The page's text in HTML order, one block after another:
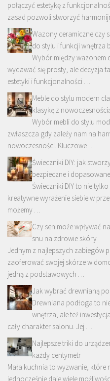
połączyć estetykę z
zasad pozwoli stworzyć
Wazony ceramiczne czy
do stylu i funkcji wnętrza
Wybór między wazonem
wydawać się prosty, ale decyzja
estetyki i funkcjonalności …
Meble do stylu modern
klasykę z
Wybór mebli do stylu
zwłaszcza gdy zależy nam na
nowoczesności. Kluczowe …
Świeczniki DIY: jak
bezpieczne i
Świeczniki DIY to nie
kreatywne wyrażenie siebie w
możemy …
Czy sen może wpływać
snu na zdrowie skóry
Jednym z najlepszych zabiegów
zaoferować swojej skórze w
jedną z podstawowych …
Jak wybrać drewnianą
Drewniana podłoga to
wnętrza, ale też
cały charakter salonu. Jej …
Najlepsze triki do
każdy centymetr
Mała kuchnia to wyzwanie, które
jednocześnie daje wiele